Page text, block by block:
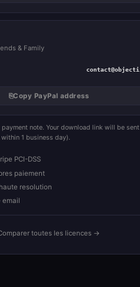
& Family
⎘Copy PayPal address
note. Your download link will be
1 business day).
PCI-DSS
paiement
resolution
email
toutes les licences →